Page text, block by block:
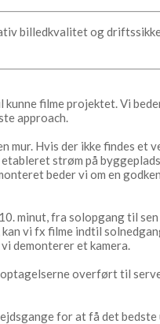
billedkvalitet og
filme projektet. Vi
approach.
Hvis der ikke findes et
strøm på
beder vi om en
minut, fra solopgang til
vi fx filme indtil
demonterer et kamera.
overført til
for at få det